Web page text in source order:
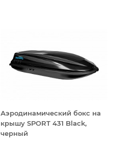
Аэродинамический бокс на
крышу SPORT 431 Black,
черный